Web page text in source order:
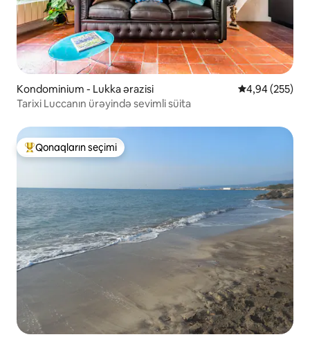
Kondominium - Lukka ərazisi Ortalama
4,94 (255)
Tarixi Luccanın ürəyində sevimli süita
Populyar "Qonaqların seçimi"
Qonaqların seçimi